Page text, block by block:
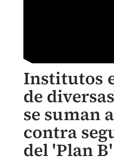
Institutos
de
se suman
contra
del 'Plan B'